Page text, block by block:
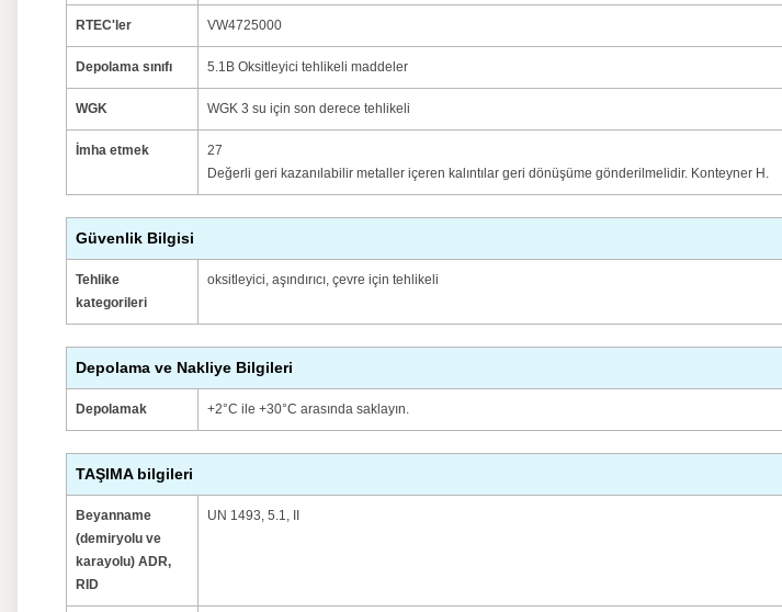
RTEC'ler VW4725000
Depolama sınıfı 5.1B Oksitleyici tehlikeli maddeler
WGK WGK 3 su için son derece tehlikeli
İmha etmek
27
Değerli geri kazanılabilir metaller içeren kalıntılar geri dönüşüme gönderilmelidir. Konteyner H.
Güvenlik Bilgisi
Tehlike
kategorileri
oksitleyici, aşındırıcı, çevre için tehlikeli
Depolama ve Nakliye Bilgileri
Depolamak +2°C ile +30°C arasında saklayın.
TAŞIMA bilgileri
Beyanname
(demiryolu ve
karayolu) ADR,
RID
UN 1493, 5.1, II